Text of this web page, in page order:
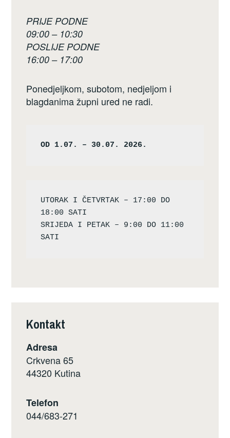
PRIJE PODNE
09:00 – 10:30
POSLIJE PODNE
16:00 – 17:00
Ponedjeljkom, subotom, nedjeljom i
blagdanima župni ured ne radi.
OD 1.07. – 30.07. 2026.
UTORAK I ČETVRTAK – 17:00 DO
18:00 SATI
SRIJEDA I PETAK – 9:00 DO 11:00
Kontakt
Adresa
Crkvena 65
44320 Kutina
Telefon
044/683-271